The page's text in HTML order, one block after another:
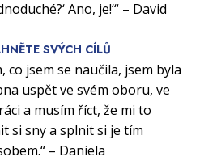
Ano, je!‘“ – David
SVÝCH CÍLŮ
co jsem se naučila, jsem byla
uspět ve svém oboru, ve
a musím říct, že mi to
si sny a splnit si je tím
– Daniela